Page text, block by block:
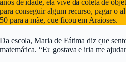
anos de idade, ela vive da coleta de
para conseguir algum recurso, pagar o
50 para a mãe, que ficou em Araioses.
Da escola, Maria de Fátima diz que
matemática. “Eu gostava e iria me